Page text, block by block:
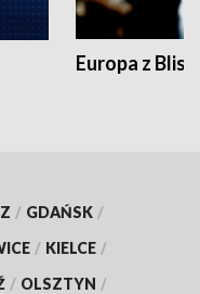
Europa z
/ GDAŃSK /
/ KIELCE /
/ OLSZTYN /